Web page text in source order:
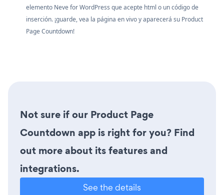
elemento Neve for WordPress que acepte html o un código de
inserción. ¡guarde, vea la página en vivo y aparecerá su Product
Page Countdown!
Not sure if our Product Page
Countdown app is right for you? Find
out more about its features and
integrations.
See the details